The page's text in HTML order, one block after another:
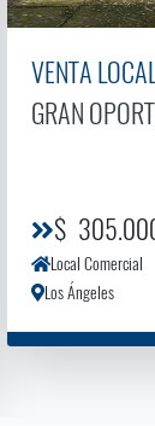
VENTA
GRAN
$
Local Comercial
Los Ángeles